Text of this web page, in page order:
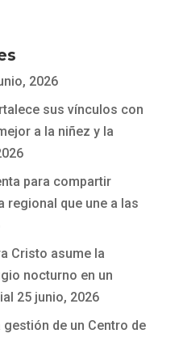
2026
sus vínculos con
a la niñez y la
para compartir
regional que une a las
Cristo asume la
nocturno en un
25 junio, 2026
de un Centro de